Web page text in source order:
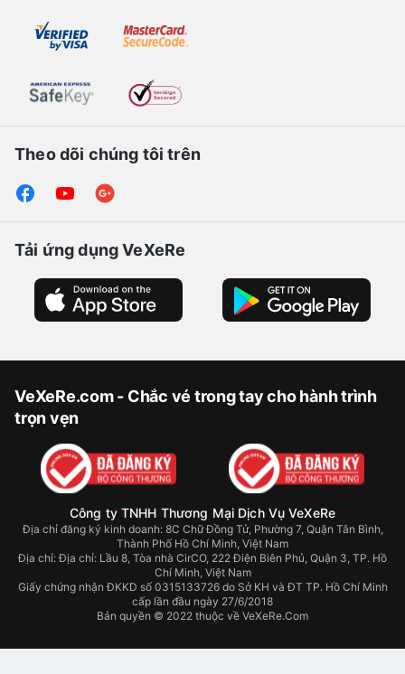
Theo dõi chúng tôi trên
Tải ứng dụng VeXeRe
VeXeRe.com - Chắc vé trong tay cho hành trình
trọn vẹn
Công ty TNHH Thương Mại Dịch Vụ VeXeRe
Địa chỉ đăng ký kinh doanh: 8C Chữ Đồng Tử, Phường 7, Quận Tân Bình,
Thành Phố Hồ Chí Minh, Việt Nam
Địa chỉ:Địa chỉ: Lầu 8, Tòa nhà CirCO, 222 Điện Biên Phủ, Quận 3, TP. Hồ
Chí Minh, Việt Nam
Giấy chứng nhận ĐKKD số 0315133726 do Sở KH và ĐT TP. Hồ Chí Minh
cấp lần đầu ngày 27/6/2018
Bản quyền © 2022 thuộc về VeXeRe.Com